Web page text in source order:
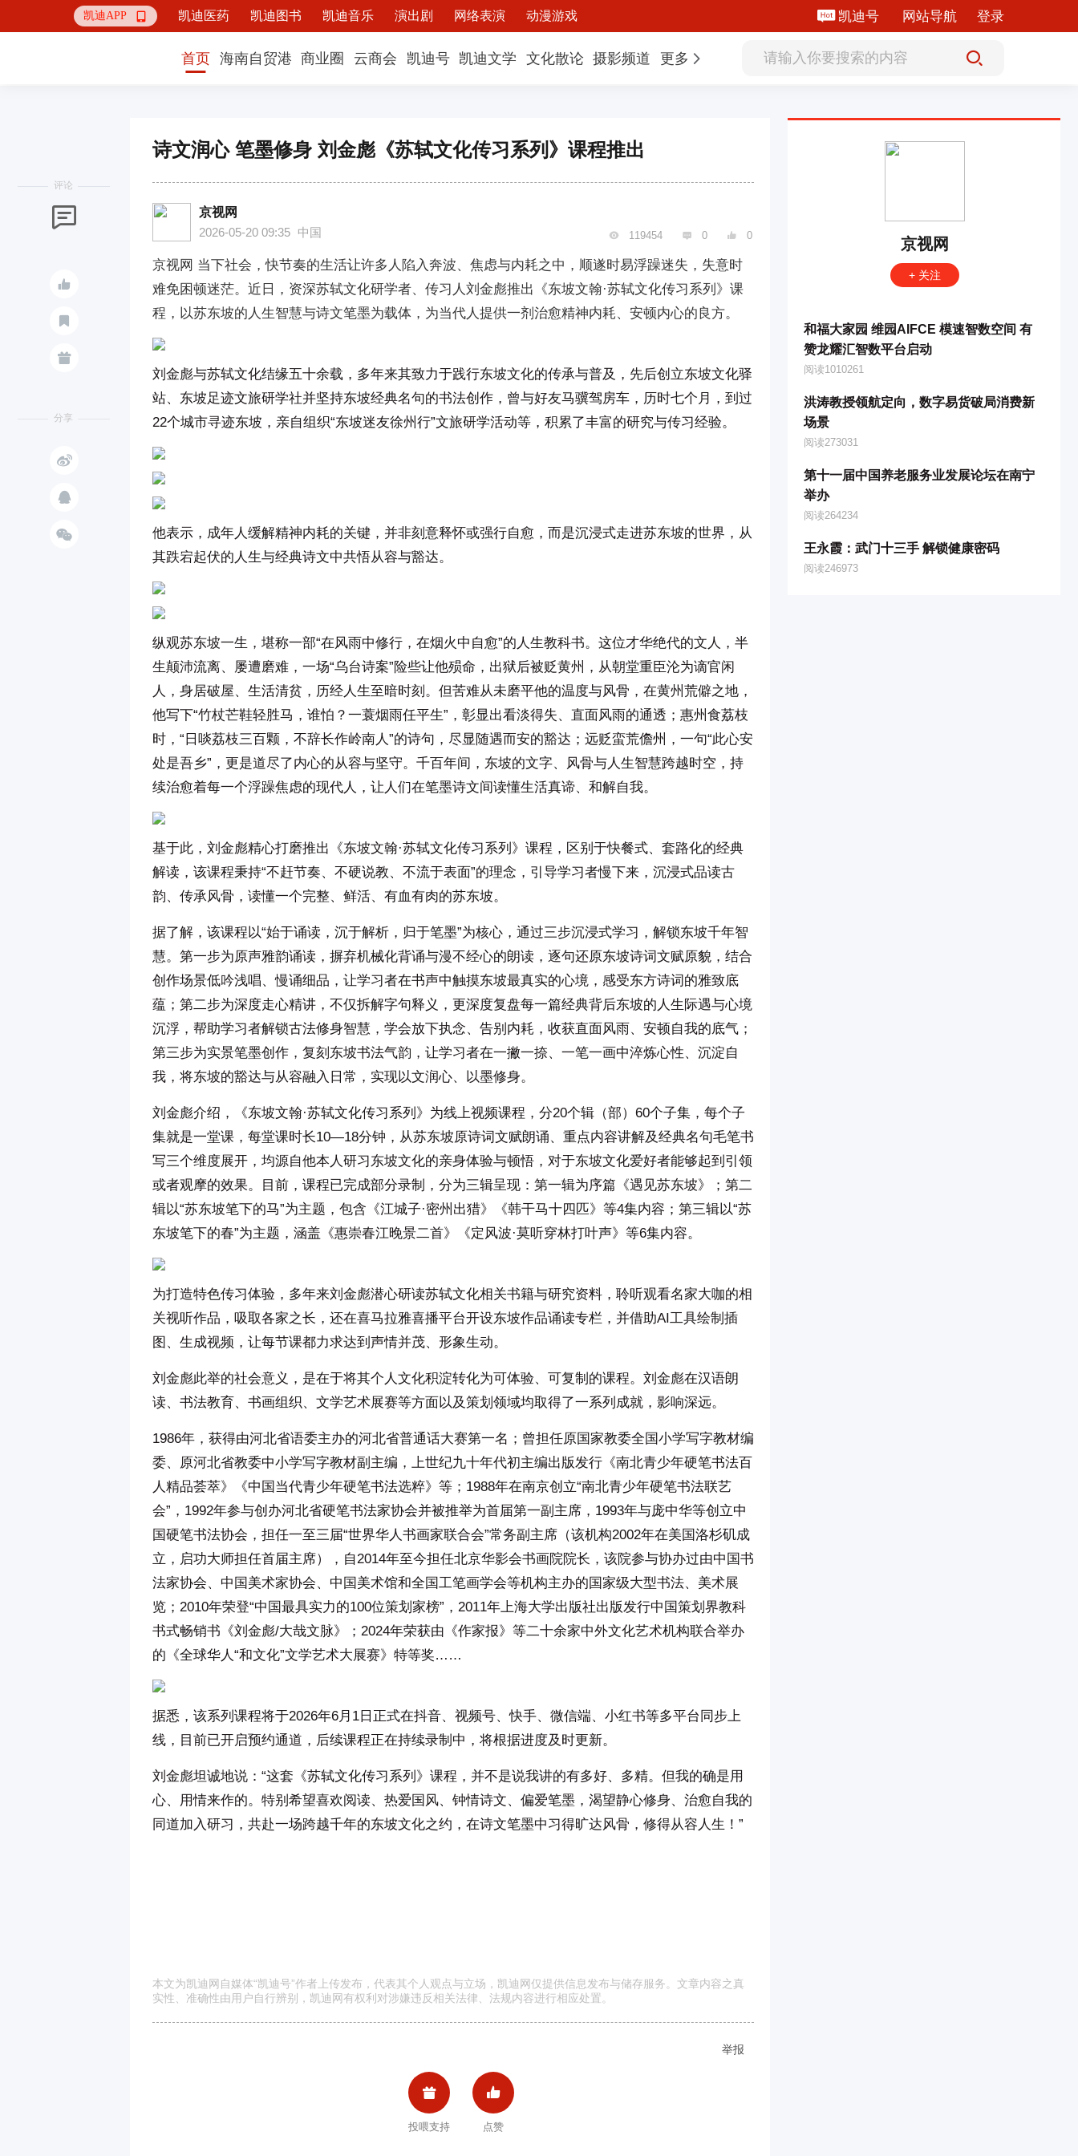
凯迪APP  凯迪医药 凯迪图书 凯迪音乐 演出剧 网络表演 动漫游戏 凯迪号 网站导航 登录
首页 海南自贸港 商业圈 云商会 凯迪号 凯迪文学 文化散论 摄影频道 更多
评论



分享



诗文润心 笔墨修身 刘金彪《苏轼文化传习系列》课程推出
京视网
2026-05-20 09:35 中国  119454  0  0
京视网 当下社会，快节奏的生活让许多人陷入奔波、焦虑与内耗之中，顺遂时易浮躁迷失，失意时
难免困顿迷茫。近日，资深苏轼文化研学者、传习人刘金彪推出《东坡文翰·苏轼文化传习系列》课
程，以苏东坡的人生智慧与诗文笔墨为载体，为当代人提供一剂治愈精神内耗、安顿内心的良方。
刘金彪与苏轼文化结缘五十余载，多年来其致力于践行东坡文化的传承与普及，先后创立东坡文化驿
站、东坡足迹文旅研学社并坚持东坡经典名句的书法创作，曾与好友马骥驾房车，历时七个月，到过
22个城市寻迹东坡，亲自组织“东坡迷友徐州行”文旅研学活动等，积累了丰富的研究与传习经验。
他表示，成年人缓解精神内耗的关键，并非刻意释怀或强行自愈，而是沉浸式走进苏东坡的世界，从
其跌宕起伏的人生与经典诗文中共悟从容与豁达。
纵观苏东坡一生，堪称一部“在风雨中修行，在烟火中自愈”的人生教科书。这位才华绝代的文人，半
生颠沛流离、屡遭磨难，一场“乌台诗案”险些让他殒命，出狱后被贬黄州，从朝堂重臣沦为谪官闲
人，身居破屋、生活清贫，历经人生至暗时刻。但苦难从未磨平他的温度与风骨，在黄州荒僻之地，
他写下“竹杖芒鞋轻胜马，谁怕？一蓑烟雨任平生”，彰显出看淡得失、直面风雨的通透；惠州食荔枝
时，“日啖荔枝三百颗，不辞长作岭南人”的诗句，尽显随遇而安的豁达；远贬蛮荒儋州，一句“此心安
处是吾乡”，更是道尽了内心的从容与坚守。千百年间，东坡的文字、风骨与人生智慧跨越时空，持
续治愈着每一个浮躁焦虑的现代人，让人们在笔墨诗文间读懂生活真谛、和解自我。
基于此，刘金彪精心打磨推出《东坡文翰·苏轼文化传习系列》课程，区别于快餐式、套路化的经典
解读，该课程秉持“不赶节奏、不硬说教、不流于表面”的理念，引导学习者慢下来，沉浸式品读古
韵、传承风骨，读懂一个完整、鲜活、有血有肉的苏东坡。
据了解，该课程以“始于诵读，沉于解析，归于笔墨”为核心，通过三步沉浸式学习，解锁东坡千年智
慧。第一步为原声雅韵诵读，摒弃机械化背诵与漫不经心的朗读，逐句还原东坡诗词文赋原貌，结合
创作场景低吟浅唱、慢诵细品，让学习者在书声中触摸东坡最真实的心境，感受东方诗词的雅致底
蕴；第二步为深度走心精讲，不仅拆解字句释义，更深度复盘每一篇经典背后东坡的人生际遇与心境
沉浮，帮助学习者解锁古法修身智慧，学会放下执念、告别内耗，收获直面风雨、安顿自我的底气；
第三步为实景笔墨创作，复刻东坡书法气韵，让学习者在一撇一捺、一笔一画中淬炼心性、沉淀自
我，将东坡的豁达与从容融入日常，实现以文润心、以墨修身。
刘金彪介绍，《东坡文翰·苏轼文化传习系列》为线上视频课程，分20个辑（部）60个子集，每个子
集就是一堂课，每堂课时长10—18分钟，从苏东坡原诗词文赋朗诵、重点内容讲解及经典名句毛笔书
写三个维度展开，均源自他本人研习东坡文化的亲身体验与顿悟，对于东坡文化爱好者能够起到引领
或者观摩的效果。目前，课程已完成部分录制，分为三辑呈现：第一辑为序篇《遇见苏东坡》；第二
辑以“苏东坡笔下的马”为主题，包含《江城子·密州出猎》《韩干马十四匹》等4集内容；第三辑以“苏
东坡笔下的春”为主题，涵盖《惠崇春江晚景二首》《定风波·莫听穿林打叶声》等6集内容。
为打造特色传习体验，多年来刘金彪潜心研读苏轼文化相关书籍与研究资料，聆听观看名家大咖的相
关视听作品，吸取各家之长，还在喜马拉雅喜播平台开设东坡作品诵读专栏，并借助AI工具绘制插
图、生成视频，让每节课都力求达到声情并茂、形象生动。
刘金彪此举的社会意义，是在于将其个人文化积淀转化为可体验、可复制的课程。刘金彪在汉语朗
读、书法教育、书画组织、文学艺术展赛等方面以及策划领域均取得了一系列成就，影响深远。
1986年，获得由河北省语委主办的河北省普通话大赛第一名；曾担任原国家教委全国小学写字教材编
委、原河北省教委中小学写字教材副主编，上世纪九十年代初主编出版发行《南北青少年硬笔书法百
人精品荟萃》《中国当代青少年硬笔书法选粹》等；1988年在南京创立“南北青少年硬笔书法联艺
会”，1992年参与创办河北省硬笔书法家协会并被推举为首届第一副主席，1993年与庞中华等创立中
国硬笔书法协会，担任一至三届“世界华人书画家联合会”常务副主席（该机构2002年在美国洛杉矶成
立，启功大师担任首届主席），自2014年至今担任北京华影会书画院院长，该院参与协办过由中国书
法家协会、中国美术家协会、中国美术馆和全国工笔画学会等机构主办的国家级大型书法、美术展
览；2010年荣登“中国最具实力的100位策划家榜”，2011年上海大学出版社出版发行中国策划界教科
书式畅销书《刘金彪/大哉文脉》；2024年荣获由《作家报》等二十余家中外文化艺术机构联合举办
的《全球华人“和文化”文学艺术大展赛》特等奖……
据悉，该系列课程将于2026年6月1日正式在抖音、视频号、快手、微信端、小红书等多平台同步上
线，目前已开启预约通道，后续课程正在持续录制中，将根据进度及时更新。
刘金彪坦诚地说：“这套《苏轼文化传习系列》课程，并不是说我讲的有多好、多精。但我的确是用
心、用情来作的。特别希望喜欢阅读、热爱国风、钟情诗文、偏爱笔墨，渴望静心修身、治愈自我的
同道加入研习，共赴一场跨越千年的东坡文化之约，在诗文笔墨中习得旷达风骨，修得从容人生！”
本文为凯迪网自媒体“凯迪号”作者上传发布，代表其个人观点与立场，凯迪网仅提供信息发布与储存服务。文章内容之真
实性、准确性由用户自行辨别，凯迪网有权利对涉嫌违反相关法律、法规内容进行相应处置。
举报

投喂支持

点赞
京视网
+ 关注
和福大家园 维园AIFCE 模速智数空间 有
赞龙耀汇智数平台启动
阅读1010261
洪涛教授领航定向，数字易货破局消费新
场景
阅读273031
第十一届中国养老服务业发展论坛在南宁
举办
阅读264234
王永霞：武门十三手 解锁健康密码
阅读246973